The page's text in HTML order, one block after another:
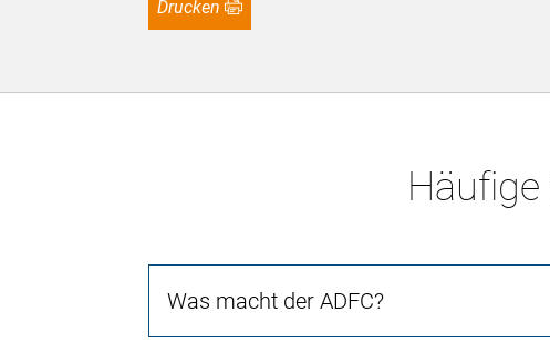
Drucken
Was macht der ADFC?